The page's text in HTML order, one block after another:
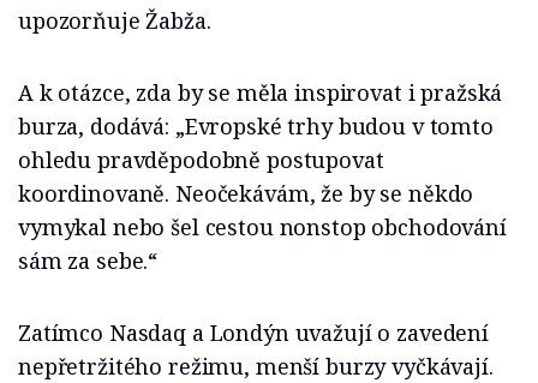
upozorňuje Žabža.
A k otázce, zda by se měla inspirovat i pražská
burza, dodává: „Evropské trhy budou v tomto
ohledu pravděpodobně postupovat
koordinovaně. Neočekávám, že by se někdo
vymykal nebo šel cestou nonstop obchodování
sám za sebe.“
Zatímco Nasdaq a Londýn uvažují o zavedení
nepřetržitého režimu, menší burzy vyčkávají.